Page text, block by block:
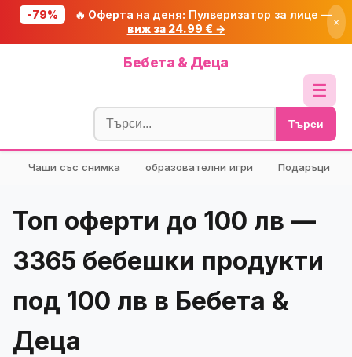
-79% 🔥 Оферта на деня: Пулверизатор за лице —
виж за 24.99 € →
×
Бебета & Деца
☰
Блог
🧮 Калкулатори
🔍 Намери продукт
🎟️ Купони
Търси
Чаши със снимка образователни игри Подаръци
Топ оферти до 100 лв —
3365 бебешки продукти
под 100 лв в Бебета &
Деца